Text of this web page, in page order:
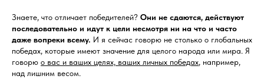
Знаете, что отличает победителей? Они не сдаются, действуют
последовательно и идут к цели несмотря ни на что и часто
даже вопреки всему. И я сейчас говорю не столько о глобальных
победах, которые имеют значение для целого народа или мира. Я
говорю о вас и ваших целях, ваших личных победах, например,
над лишним весом.